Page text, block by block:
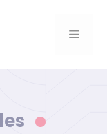
Menu